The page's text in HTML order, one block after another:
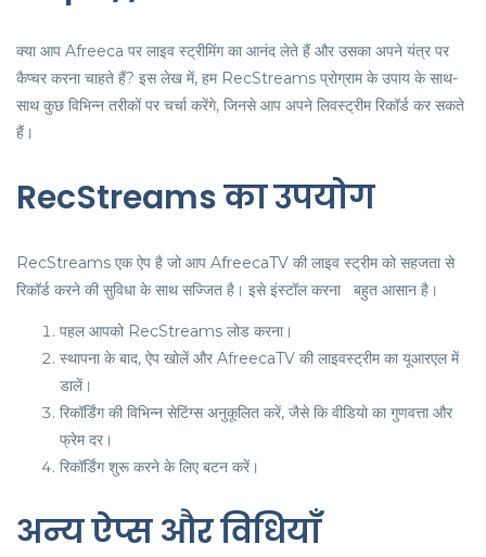
क्या आप Afreeca पर लाइव स्ट्रीमिंग का आनंद लेते हैं और उसका अपने यंत्र पर
कैप्चर करना चाहते हैं? इस लेख में, हम RecStreams प्रोग्राम के उपाय के साथ-
साथ कुछ विभिन्न तरीकों पर चर्चा करेंगे, जिनसे आप अपने लिवस्ट्रीम रिकॉर्ड कर सकते
हैं।
RecStreams का उपयोग
RecStreams एक ऐप है जो आप AfreecaTV की लाइव स्ट्रीम को सहजता से
रिकॉर्ड करने की सुविधा के साथ सज्जित है। इसे इंस्टॉल करना बहुत आसान है।
पहल आपको RecStreams लोड करना।
स्थापना के बाद, ऐप खोलें और AfreecaTV की लाइवस्ट्रीम का यूआरएल में
डालें।
रिकॉर्डिंग की विभिन्न सेटिंग्स अनुकूलित करें, जैसे कि वीडियो का गुणवत्ता और
फ्रेम दर।
रिकॉर्डिंग शुरू करने के लिए बटन करें।
अन्य ऐप्स और विधियाँ